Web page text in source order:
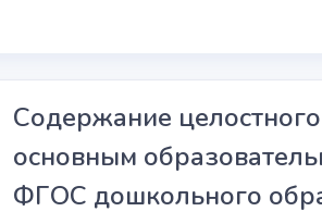
Содержание
основным
ФГОС дошкольного